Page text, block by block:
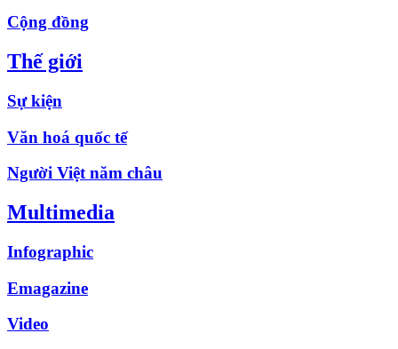
Cộng đồng
Thế giới
Sự kiện
Văn hoá quốc tế
Người Việt năm châu
Multimedia
Infographic
Emagazine
Video